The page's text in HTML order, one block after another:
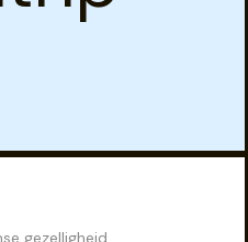
gezelligheid